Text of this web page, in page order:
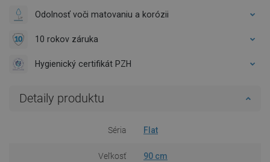
Odolnosť voči matovaniu a korózii
10 rokov záruka
Hygienický certifikát PZH
Detaily produktu
Séria Flat
Veľkosť 90 cm